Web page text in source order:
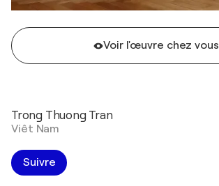
Voir l'œuvre chez vous
Trong Thuong Tran
Viêt Nam
Suivre